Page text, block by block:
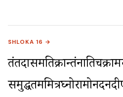
SHLOKA 16 →